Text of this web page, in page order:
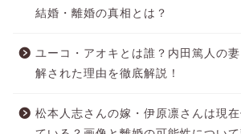
結婚・離婚の真相とは？
ユーコ・アオキとは誰？内田篤人の妻
解された理由を徹底解説！
松本人志さんの嫁・伊原凛さんは現在